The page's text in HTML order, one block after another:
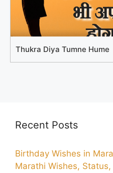
Thukra Diya Tumne Hume
Recent Posts
Birthday Wishes in
Marathi Wishes,